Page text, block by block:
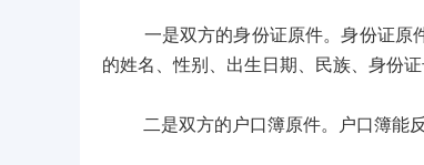
一是双方的身份证原件。身份证原件
的姓名、性别、出生日期、民族、身份
二是双方的户口簿原件。户口簿能反